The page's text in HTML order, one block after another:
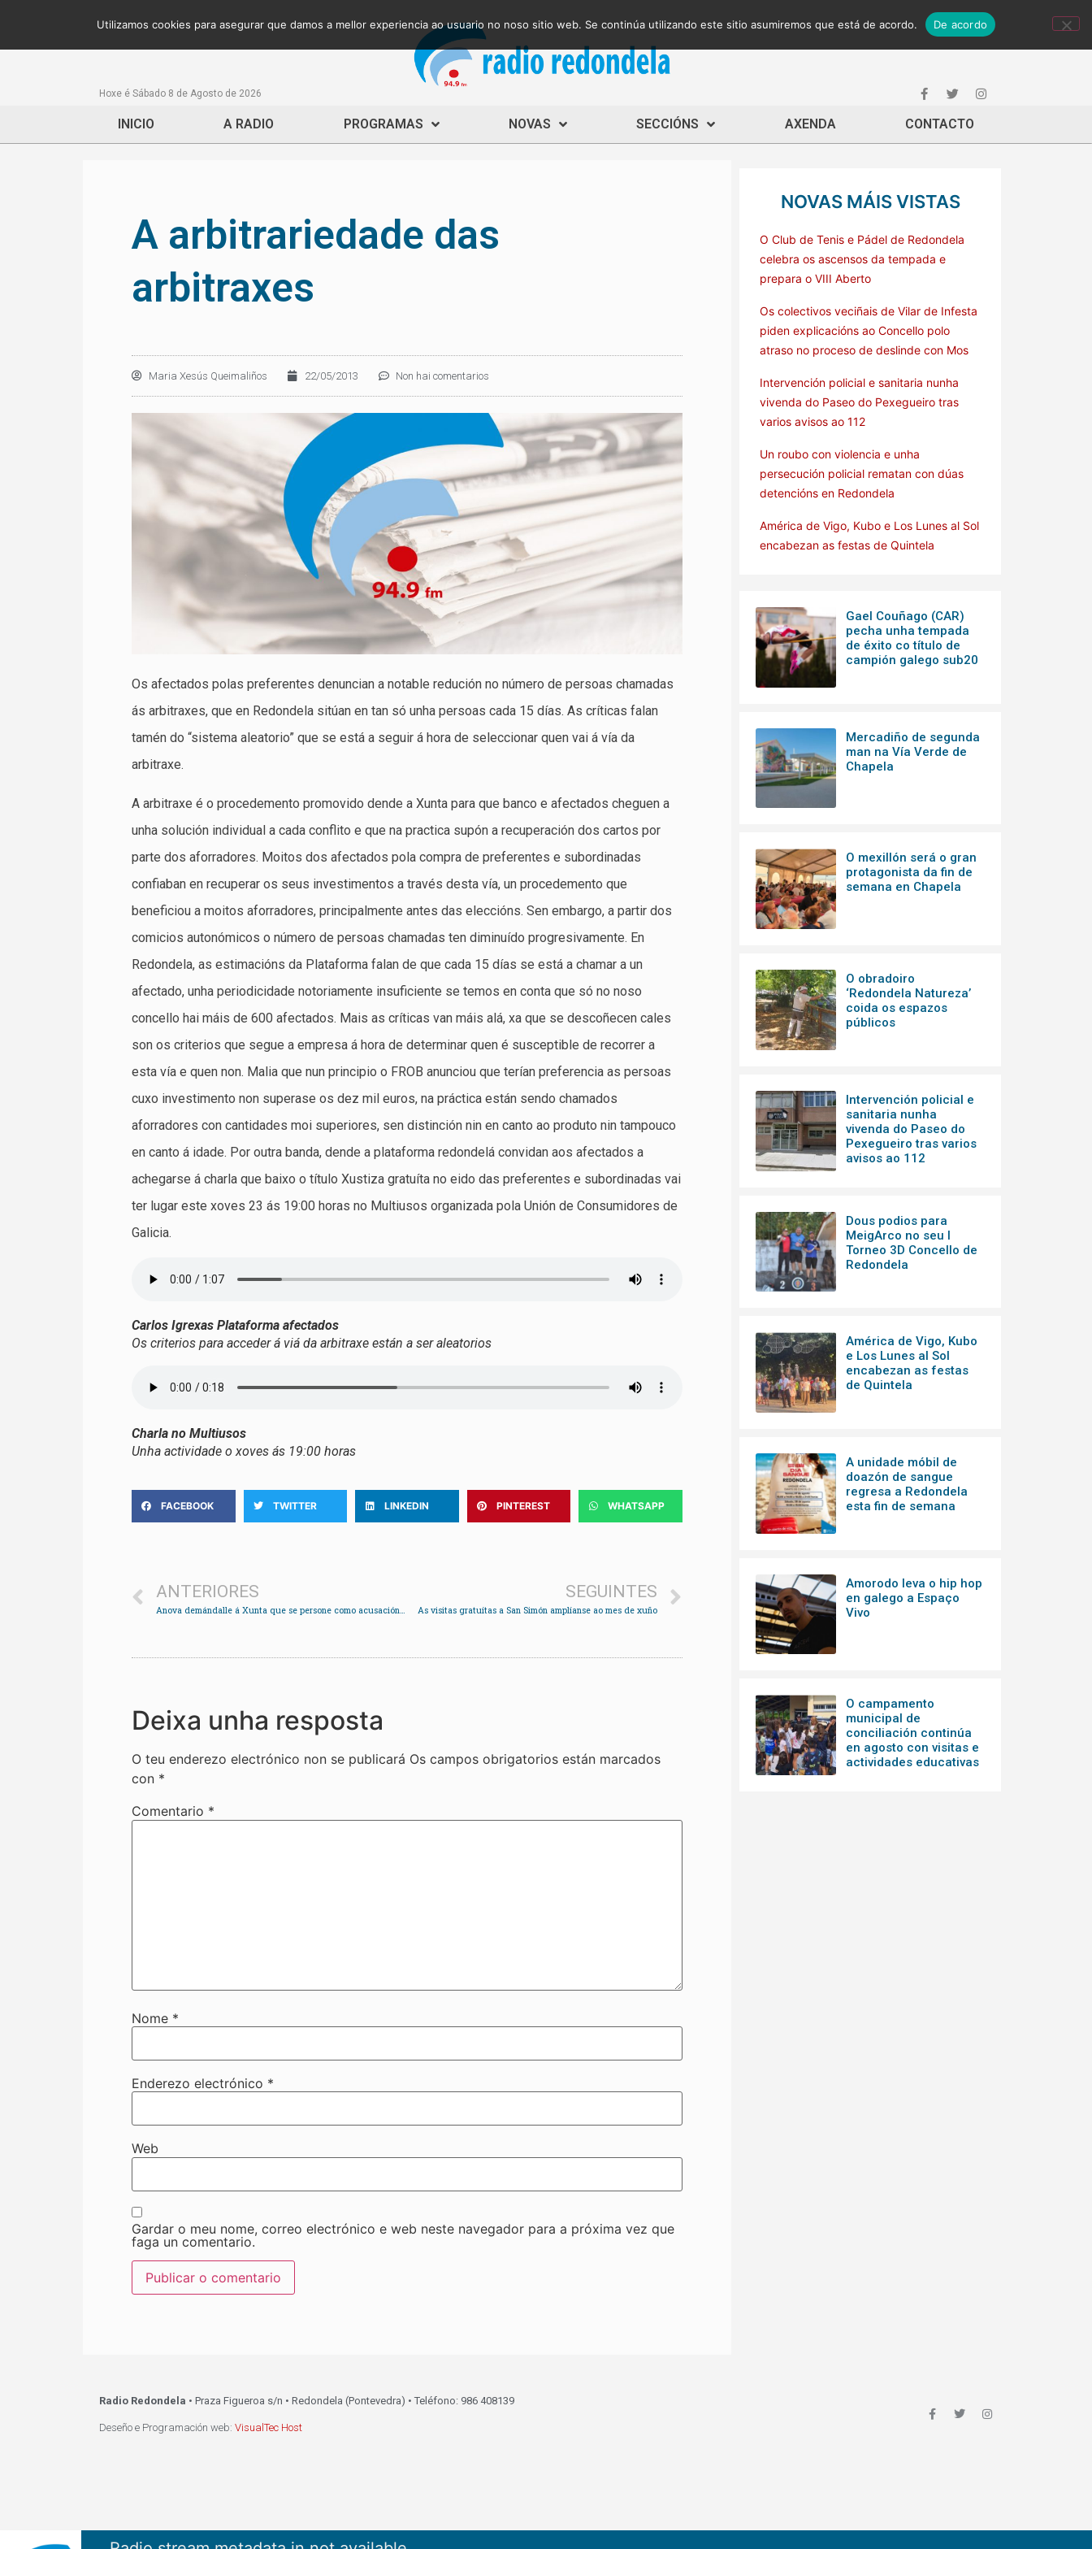
Hoxe é Sábado 8 de Agosto de 2026
INICIO A RADIO PROGRAMAS NOVAS SECCIÓNS AXENDA CONTACTO
A arbitrariedade das
arbitraxes
Maria Xesús Queimaliños 22/05/2013 Non hai comentarios
Os afectados polas preferentes denuncian a notable redución no número de persoas chamadas
ás arbitraxes, que en Redondela sitúan en tan só unha persoas cada 15 días. As críticas falan
tamén do “sistema aleatorio” que se está a seguir á hora de seleccionar quen vai á vía da
arbitraxe.
A arbitraxe é o procedemento promovido dende a Xunta para que banco e afectados cheguen a
unha solución individual a cada conflito e que na practica supón a recuperación dos cartos por
parte dos aforradores. Moitos dos afectados pola compra de preferentes e subordinadas
confiaban en recuperar os seus investimentos a través desta vía, un procedemento que
beneficiou a moitos aforradores, principalmente antes das eleccións. Sen embargo, a partir dos
comicios autonómicos o número de persoas chamadas ten diminuído progresivamente. En
Redondela, as estimacións da Plataforma falan de que cada 15 días se está a chamar a un
afectado, unha periodicidade notoriamente insuficiente se temos en conta que só no noso
concello hai máis de 600 afectados. Mais as críticas van máis alá, xa que se descoñecen cales
son os criterios que segue a empresa á hora de determinar quen é susceptible de recorrer a
esta vía e quen non. Malia que nun principio o FROB anunciou que terían preferencia as persoas
cuxo investimento non superase os dez mil euros, na práctica están sendo chamados
aforradores con cantidades moi superiores, sen distinción nin en canto ao produto nin tampouco
en canto á idade. Por outra banda, dende a plataforma redondelá convidan aos afectados a
achegarse á charla que baixo o título Xustiza gratuíta no eido das preferentes e subordinadas vai
ter lugar este xoves 23 ás 19:00 horas no Multiusos organizada pola Unión de Consumidores de
Galicia.
Carlos Igrexas Plataforma afectados
Os criterios para acceder á viá da arbitraxe están a ser aleatorios
Charla no Multiusos
Unha actividade o xoves ás 19:00 horas
FACEBOOK TWITTER LINKEDIN PINTEREST WHATSAPP
ANTERIORES
Anova demándalle á Xunta que se persone como acusación contra a dirección de Pescanova
SEGUINTES
As visitas gratuítas a San Simón amplíanse ao mes de xuño
Deixa unha resposta
O teu enderezo electrónico non se publicará Os campos obrigatorios están marcados
con *
Comentario *
Nome *
Enderezo electrónico *
Web
Gardar o meu nome, correo electrónico e web neste navegador para a próxima vez que
faga un comentario.
NOVAS MÁIS VISTAS
O Club de Tenis e Pádel de Redondela
celebra os ascensos da tempada e
prepara o VIII Aberto
Os colectivos veciñais de Vilar de Infesta
piden explicacións ao Concello polo
atraso no proceso de deslinde con Mos
Intervención policial e sanitaria nunha
vivenda do Paseo do Pexegueiro tras
varios avisos ao 112
Un roubo con violencia e unha
persecución policial rematan con dúas
detencións en Redondela
América de Vigo, Kubo e Los Lunes al Sol
encabezan as festas de Quintela
Gael Couñago (CAR)
pecha unha tempada
de éxito co título de
campión galego sub20
Mercadiño de segunda
man na Vía Verde de
Chapela
O mexillón será o gran
protagonista da fin de
semana en Chapela
O obradoiro
‘Redondela Natureza’
coida os espazos
públicos
Intervención policial e
sanitaria nunha
vivenda do Paseo do
Pexegueiro tras varios
avisos ao 112
Dous podios para
MeigArco no seu I
Torneo 3D Concello de
Redondela
América de Vigo, Kubo
e Los Lunes al Sol
encabezan as festas
de Quintela
A unidade móbil de
doazón de sangue
regresa a Redondela
esta fin de semana
Amorodo leva o hip hop
en galego a Espaço
Vivo
O campamento
municipal de
conciliación continúa
en agosto con visitas e
actividades educativas
Radio Redondela • Praza Figueroa s/n • Redondela (Pontevedra) • Teléfono: 986 408139
Deseño e Programación web: VisualTec Host
Utilizamos cookies para asegurar que damos a mellor experiencia ao usuario no noso sitio web. Se continúa utilizando este sitio asumiremos que está de acordo. De acordo